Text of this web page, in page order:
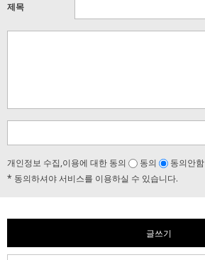
제목
개인정보 수집,이용에 대한 동의 동의 동의안함
* 동의하셔야 서비스를 이용하실 수 있습니다.
글쓰기